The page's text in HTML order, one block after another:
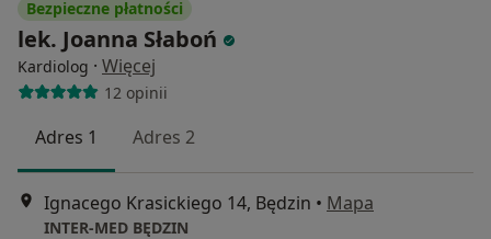
Bezpieczne płatności
lek. Joanna Słaboń
Kardiolog · Więcej
12 opinii
Adres 1 Adres 2
Ignacego Krasickiego 14, Będzin • Mapa
INTER-MED BĘDZIN